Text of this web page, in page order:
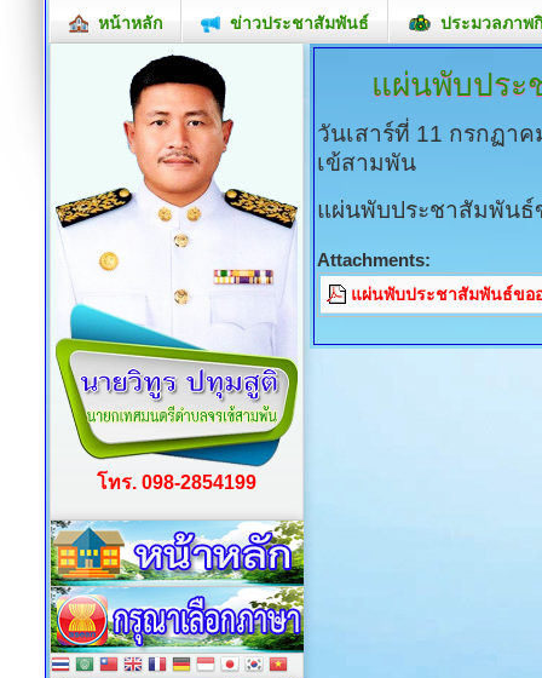
หน้าหลัก ข่าวประชาสัมพันธ์ ประมวลภาพ
แผ่นพับประ
วันเสาร์ที่ 11 กรกฏา
เข้สามพัน
แผ่นพับประชาสัมพันธ์
Attachments:
แผ่นพับประชาสัมพันธ์ขอ
โทร. 098-2854199